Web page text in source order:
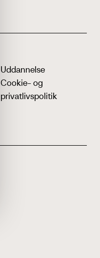
Uddannelse
Cookie- og
privatlivspolitik